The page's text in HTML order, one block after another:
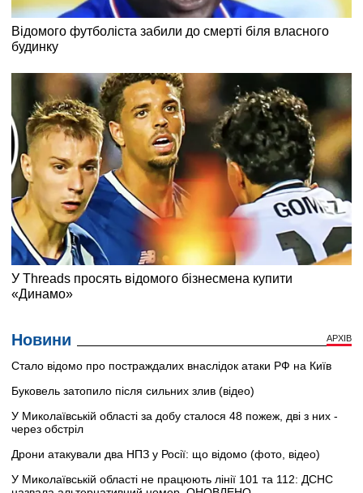
Новини АРХІВ
Стало відомо про постраждалих внаслідок атаки РФ на Київ
Буковель затопило після сильних злив (відео)
У Миколаївській області за добу сталося 48 пожеж, дві з них -
через обстріл
Дрони атакували два НПЗ у Росії: що відомо (фото, відео)
У Миколаївській області не працюють лінії 101 та 112: ДСНС